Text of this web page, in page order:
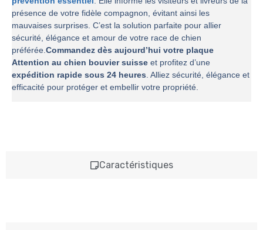
Caractéristiques
présence de votre fidèle compagnon, évitant ainsi les
mauvaises surprises. C’est la solution parfaite pour allier
sécurité, élégance et amour de votre race de chien
préférée.Commandez dès aujourd’hui votre plaque
Attention au chien bouvier suisse et profitez d’une
expédition rapide sous 24 heures. Alliez sécurité, élégance et
efficacité pour protéger et embellir votre propriété.